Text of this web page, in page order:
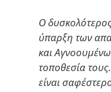
Ο
ύπαρξη των
και
τοποθεσία
είναι